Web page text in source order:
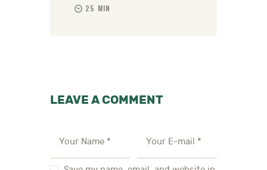
25 MIN
LEAVE A COMMENT